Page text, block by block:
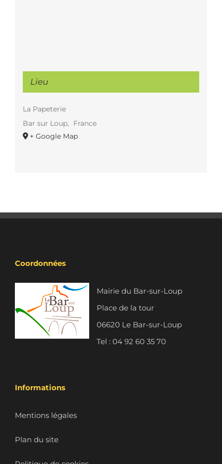
Lieu
La Papeterie
Bar sur Loup,
France
+ Google Map
Coordonnées
Mairie du Bar-sur-Loup
Place de la tour
06620 Le Bar-sur-Loup
Tel : 04 92 60 35 70
Informations
Mentions légales
Plan du site